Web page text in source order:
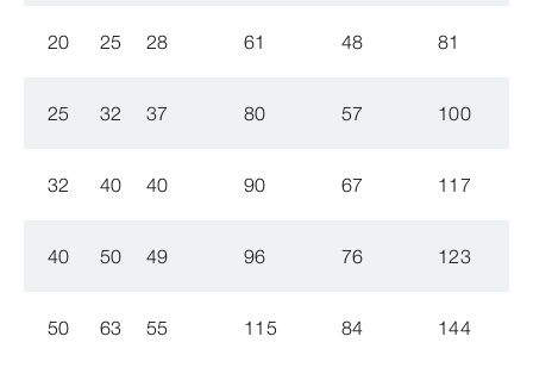
20 25 28 61 48 81
25 32 37 80 57 100
32 40 40 90 67 117
40 50 49 96 76 123
50 63 55 115 84 144